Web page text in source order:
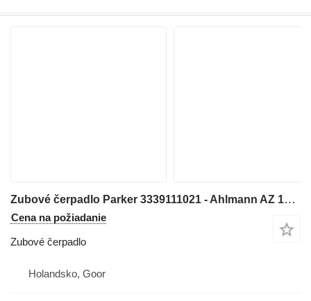
Zubové čerpadlo Parker 3339111021 - Ahlmann AZ 14 - Gearpump na kolesového nakladača
Cena na požiadanie
Zubové čerpadlo
Holandsko, Goor